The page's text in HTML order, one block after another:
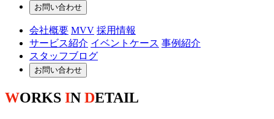
お問い合わせ
会社概要 MVV 採用情報
サービス紹介 イベントケース 事例紹介
スタッフブログ
お問い合わせ
WORKS IN DETAIL